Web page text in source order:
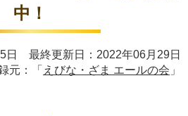
中！
日 最終更新日：2022年06月29日
元：「 えびな・ざま エールの会 」